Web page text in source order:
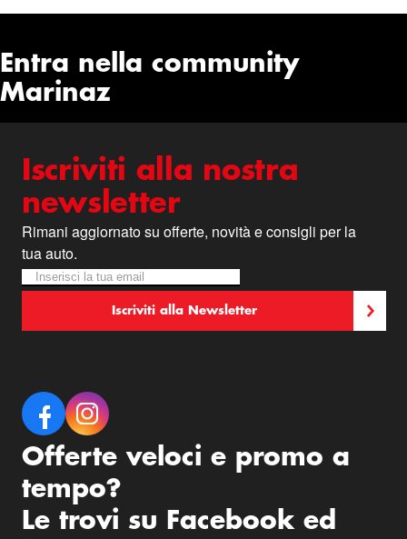
Entra nella community
Marinaz
Iscriviti alla nostra
newsletter
Rimani aggiornato su offerte, novità e consigli per la
tua auto.
Newsletter
Iscriviti alla nostra Newsletter:
Iscriviti alla Newsletter
Offerte veloci e promo a
tempo?
Le trovi su Facebook ed